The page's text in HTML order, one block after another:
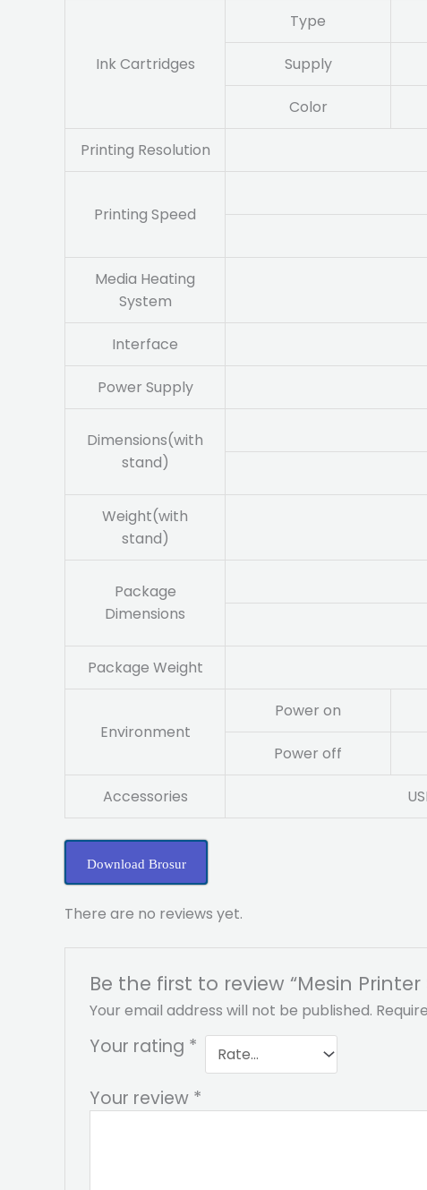
Ink Cartridges
Type
Supply
Color
Printing Resolution
Printing Speed
Media Heating
System
Interface
Power Supply
Dimensions(with
stand)
Weight(with
stand)
Package
Dimensions
Package Weight
Environment
Power on
Power off
Accessories
Download Brosur
There are no reviews yet.
Be the first to review “Mesin
Your email address will not be published.
Your rating *
Your review *